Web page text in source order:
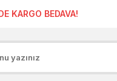
KARGO BEDAVA!